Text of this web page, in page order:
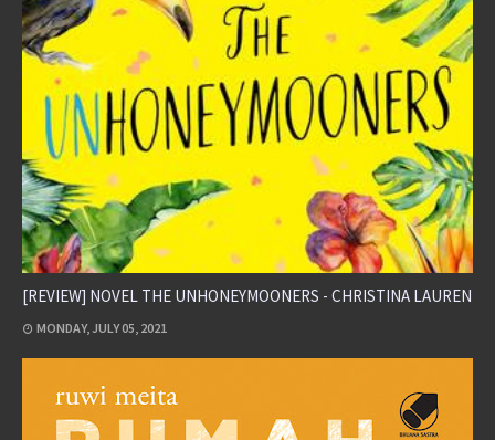
[REVIEW] NOVEL THE UNHONEYMOONERS - CHRISTINA LAUREN
MONDAY, JULY 05, 2021